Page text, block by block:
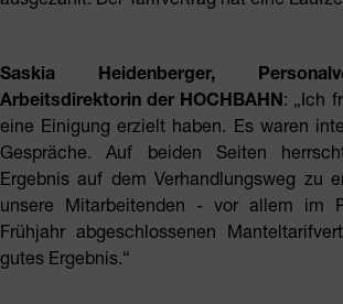
Saskia Heidenberger,
Arbeitsdirektorin der HOCHBAHN: „Ich
eine Einigung erzielt haben. Es waren
Gespräche. Auf beiden Seiten
Ergebnis auf dem Verhandlungsweg zu
unsere Mitarbeitenden - vor allem im
Frühjahr abgeschlossenen
gutes Ergebnis.“